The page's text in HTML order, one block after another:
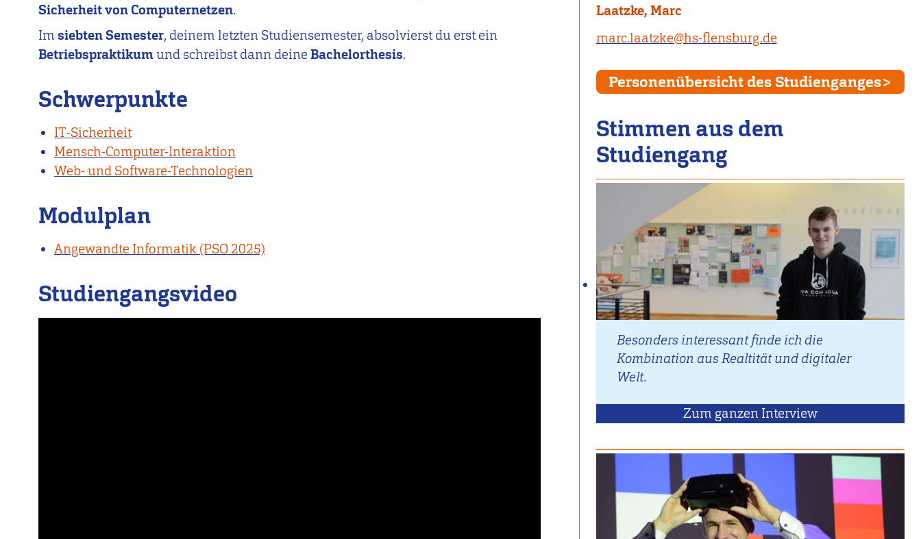
Sicherheit von Computernetzen.
Im siebten Semester, deinem letzten Studiensemester, absolvierst du erst ein
Betriebspraktikum und schreibst dann deine Bachelorthesis.
Schwerpunkte
IT-Sicherheit
Mensch-Computer-Interaktion
Web- und Software-Technologien
Modulplan
Angewandte Informatik (PSO 2025)
Studiengangsvideo
Laatzke, Marc
marc.laatzke@hs-flensburg.de
Personenübersicht des Studienganges
Stimmen aus dem
Studiengang
Besonders interessant finde ich die
Kombination aus Realtität und digitaler
Welt.
Zum ganzen Interviewmit